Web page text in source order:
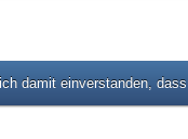
damit einverstanden,